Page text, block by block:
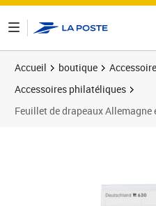
Accueil boutique
Accessoires philatéliques
Feuillet de drapeaux